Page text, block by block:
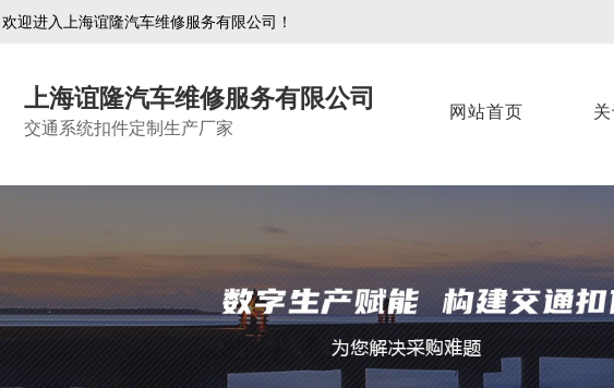
欢迎进入上海谊隆汽车维修服务有限公司！
上海谊隆汽车维修服务有限公司
交通系统扣件定制生产厂家
网站首页